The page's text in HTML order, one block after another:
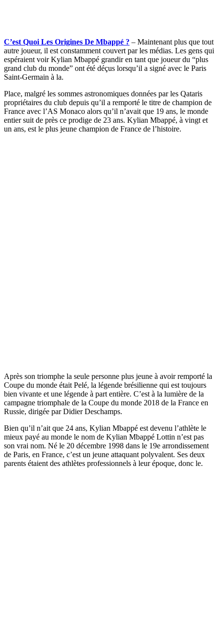
C’est Quoi Les Origines De Mbappé ? – Maintenant plus que tout
autre joueur, il est constamment couvert par les médias. Les gens qui
espéraient voir Kylian Mbappé grandir en tant que joueur du “plus
grand club du monde” ont été déçus lorsqu’il a signé avec le Paris
Saint-Germain à la.
Place, malgré les sommes astronomiques données par les Qataris
propriétaires du club depuis qu’il a remporté le titre de champion de
France avec l’AS Monaco alors qu’il n’avait que 19 ans, le monde
entier suit de près ce prodige de 23 ans. Kylian Mbappé, à vingt et
un ans, est le plus jeune champion de France de l’histoire.
Après son triomphe la seule personne plus jeune à avoir remporté la
Coupe du monde était Pelé, la légende brésilienne qui est toujours
bien vivante et une légende à part entière. C’est à la lumière de la
campagne triomphale de la Coupe du monde 2018 de la France en
Russie, dirigée par Didier Deschamps.
Bien qu’il n’ait que 24 ans, Kylian Mbappé est devenu l’athlète le
mieux payé au monde le nom de Kylian Mbappé Lottin n’est pas
son vrai nom. Né le 20 décembre 1998 dans le 19e arrondissement
de Paris, en France, c’est un jeune attaquant polyvalent. Ses deux
parents étaient des athlètes professionnels à leur époque, donc le.